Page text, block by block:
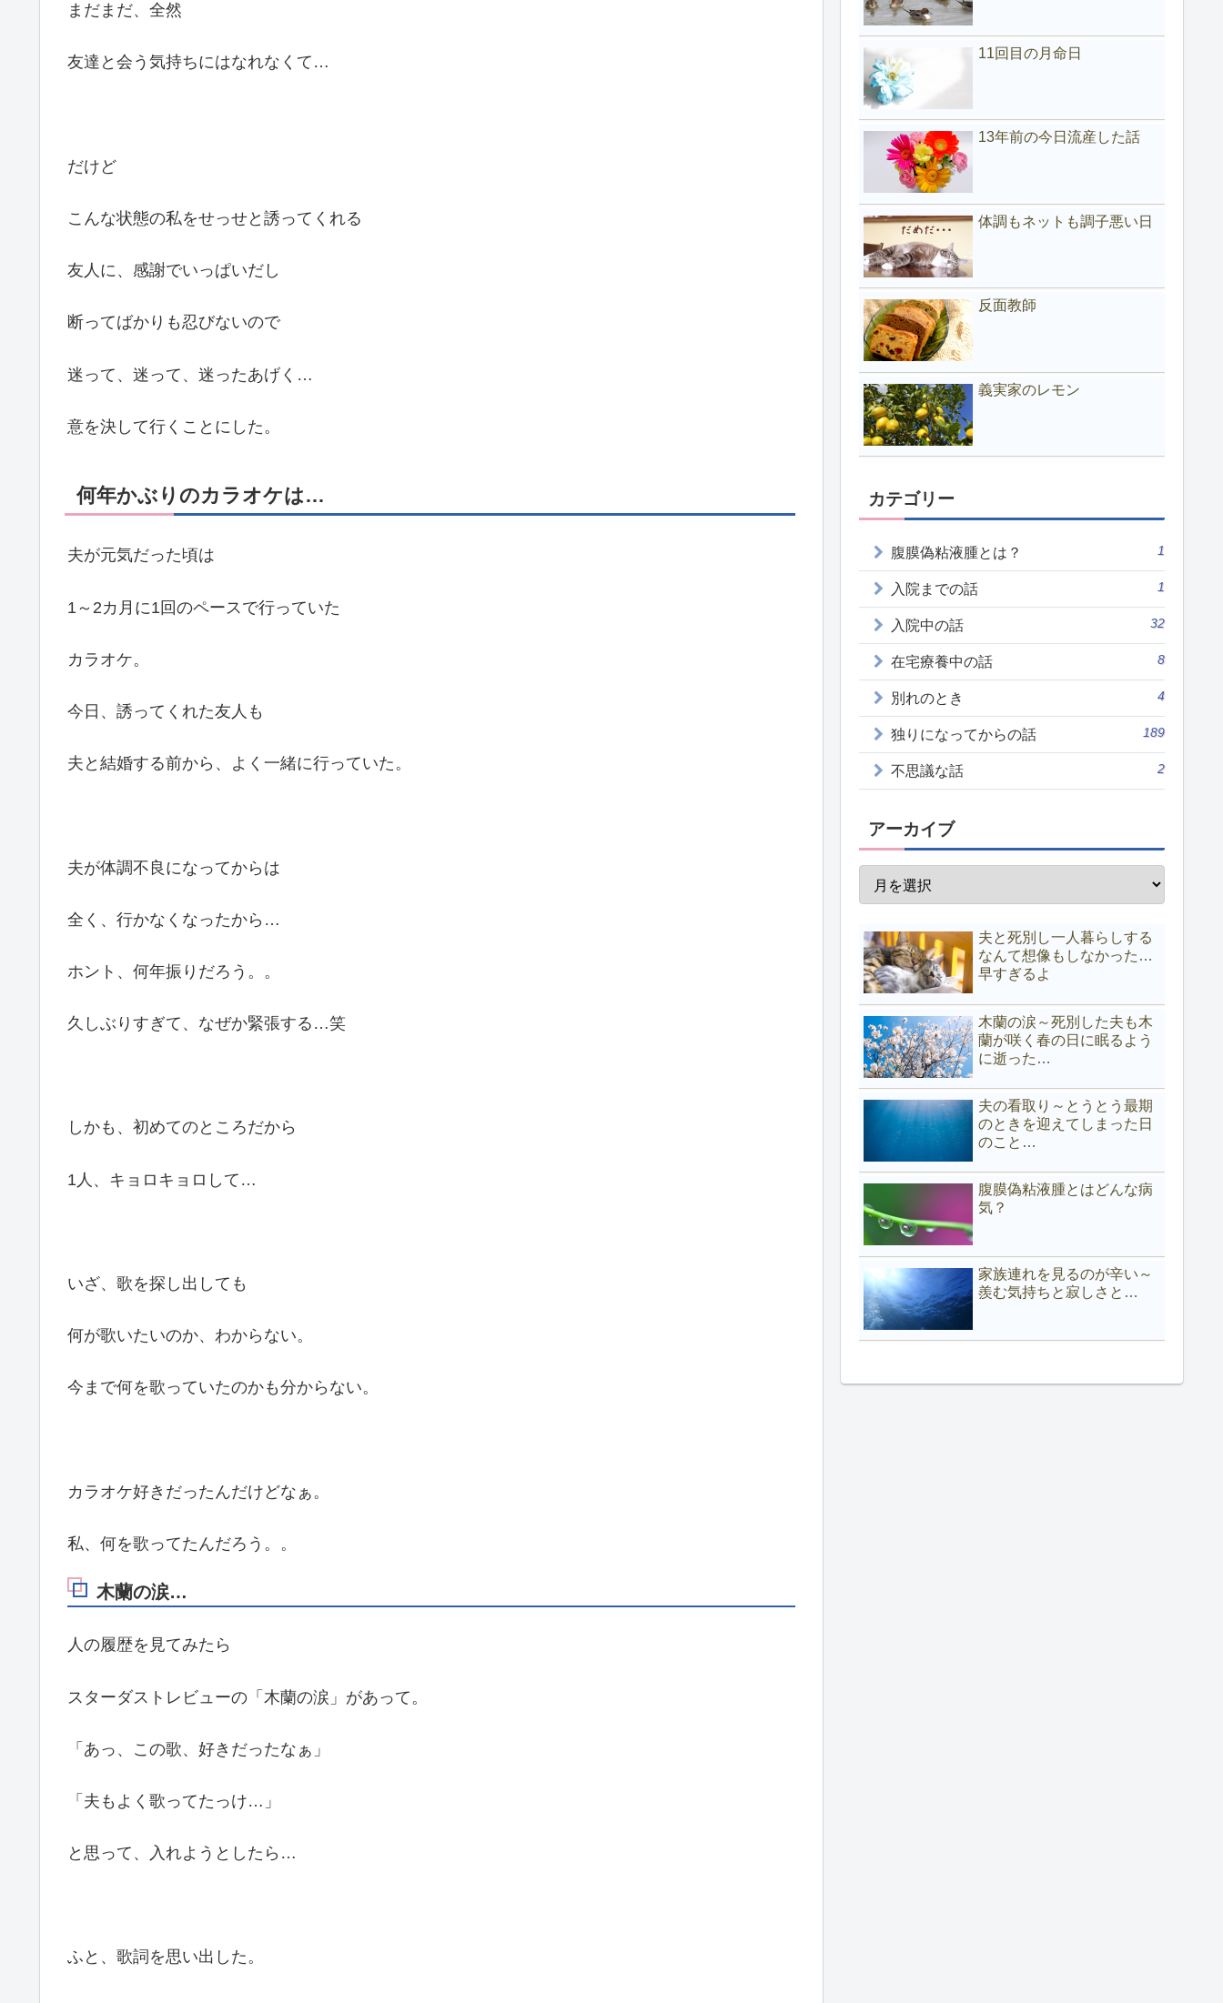
まだまだ、全然
友達と会う気持ちにはなれなくて…
だけど
こんな状態の私をせっせと誘ってくれる
友人に、感謝でいっぱいだし
断ってばかりも忍びないので
迷って、迷って、迷ったあげく…
意を決して行くことにした。
何年かぶりのカラオケは…
夫が元気だった頃は
1～2カ月に1回のペースで行っていた
カラオケ。
今日、誘ってくれた友人も
夫と結婚する前から、よく一緒に行っていた。
夫が体調不良になってからは
全く、行かなくなったから…
ホント、何年振りだろう。。
久しぶりすぎて、なぜか緊張する…笑
しかも、初めてのところだから
1人、キョロキョロして…
いざ、歌を探し出しても
何が歌いたいのか、わからない。
今まで何を歌っていたのかも分からない。
カラオケ好きだったんだけどなぁ。
私、何を歌ってたんだろう。。
木蘭の涙…
人の履歴を見てみたら
スターダストレビューの「木蘭の涙」があって。
「あっ、この歌、好きだったなぁ」
「夫もよく歌ってたっけ…」
と思って、入れようとしたら…
ふと、歌詞を思い出した。
11回目の月命日
13年前の今日流産した話
体調もネットも調子悪い日
反面教師
義実家のレモン
カテゴリー
腹膜偽粘液腫とは？ 1
入院までの話 1
入院中の話 32
在宅療養中の話 8
別れのとき 4
独りになってからの話 189
不思議な話 2
アーカイブ
夫と死別し一人暮らしする
なんて想像もしなかった…
早すぎるよ
木蘭の涙～死別した夫も木
蘭が咲く春の日に眠るよう
に逝った…
夫の看取り～とうとう最期
のときを迎えてしまった日
のこと…
腹膜偽粘液腫とはどんな病
気？
家族連れを見るのが辛い～
羨む気持ちと寂しさと…